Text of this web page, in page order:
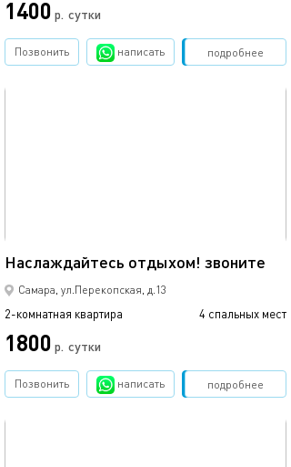
1400 р. сутки
подробнее
Позвонить написать Забронировать
Наслаждайтесь отдыхом! звоните
Самара, ул.Перекопская, д.13
2-комнатная квартира 4 спальных мест
1800 р. сутки
подробнее
Позвонить написать Забронировать